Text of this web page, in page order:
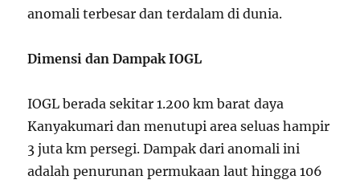
anomali terbesar dan terdalam di dunia.
Dimensi dan Dampak IOGL
IOGL berada sekitar 1.200 km barat daya
Kanyakumari dan menutupi area seluas hampir
3 juta km persegi. Dampak dari anomali ini
adalah penurunan permukaan laut hingga 106